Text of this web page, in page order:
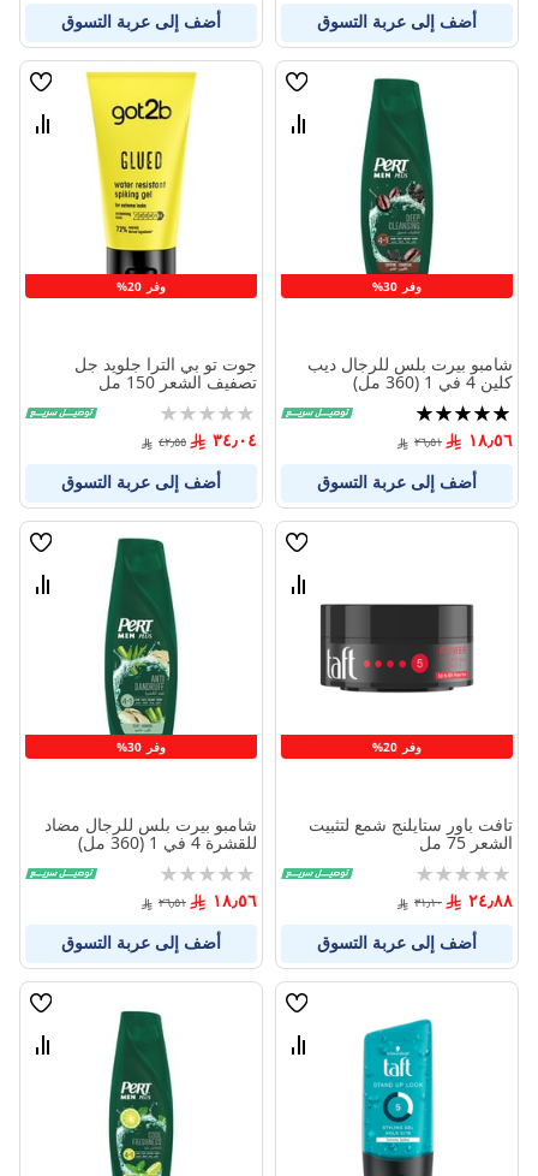
أضف إلى عربة التسوق أضف إلى عربة التسوق
وفر 30%
قائمة
قارن
شامبو بيرت بلس للرجال ديب
كلين 4 في 1 (360 مل)
تقييم:
100%
١٨٫٥٦ ٢٦٫٥١
أضف إلى عربة التسوق
وفر 20%
قائمة
قارن
جوت تو بي الترا جلويد جل
تصفيف الشعر 150 مل
Rating:
0%
٣٤٫٠٤ ٤٢٫٥٥
أضف إلى عربة التسوق
وفر 20%
قائمة
قارن
تافت باور ستايلنج شمع لتثبيت
الشعر 75 مل
Rating:
0%
٢٤٫٨٨ ٣١٫١٠
أضف إلى عربة التسوق
وفر 30%
قائمة
قارن
شامبو بيرت بلس للرجال مضاد
للقشرة 4 في 1 (360 مل)
Rating:
0%
١٨٫٥٦ ٢٦٫٥١
أضف إلى عربة التسوق
قائمة
قارن
قائمة
قارن